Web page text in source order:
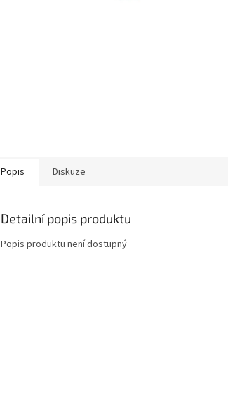
Popis Diskuze
Detailní popis produktu
Popis produktu není dostupný